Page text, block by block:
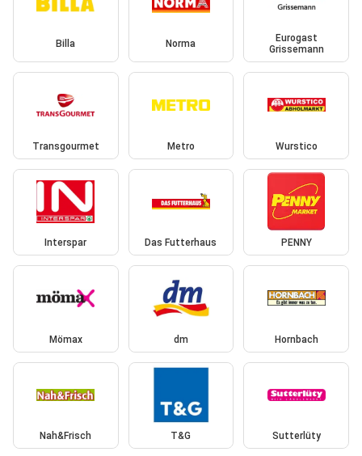
Billa Norma
Eurogast
Grissemann
Transgourmet Metro Wurstico
Interspar Das Futterhaus PENNY
Mömax dm Hornbach
Nah&Frisch T&G Sutterlüty